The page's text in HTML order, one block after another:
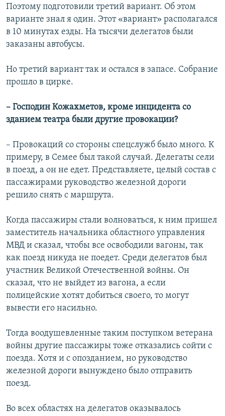
Поэтому подготовили третий вариант. Об этом
варианте знал я один. Этот «вариант» располагался
в 10 минутах езды. На тысячи делегатов были
заказаны автобусы.
Но третий вариант так и остался в запасе. Собрание
прошло в цирке.
– Господин Кожахметов, кроме инцидента со
зданием театра были другие провокации?
– Провокаций со стороны спецслужб было много. К
примеру, в Семее был такой случай. Делегаты сели
в поезд, а он не едет. Представляете, целый состав с
пассажирами руководство железной дороги
решило снять с маршрута.
Когда пассажиры стали волноваться, к ним пришел
заместитель начальника областного управления
МВД и сказал, чтобы все освободили вагоны, так
как поезд никуда не поедет. Среди делегатов был
участник Великой Отечественной войны. Он
сказал, что не выйдет из вагона, а если
полицейские хотят добиться своего, то могут
вывести его насильно.
Тогда воодушевленные таким поступком ветерана
войны другие пассажиры тоже отказались сойти с
поезда. Хотя и с опозданием, но руководство
железной дороги вынуждено было отправить
поезд.
Во всех областях на делегатов оказывалось